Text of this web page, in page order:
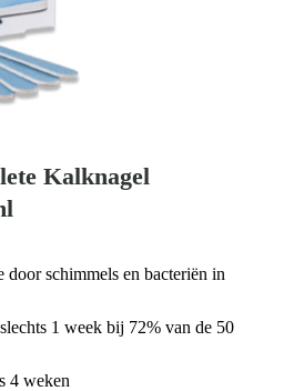
Kalknagel
schimmels en bacteriën in
1 week bij 72% van de 50
4 weken